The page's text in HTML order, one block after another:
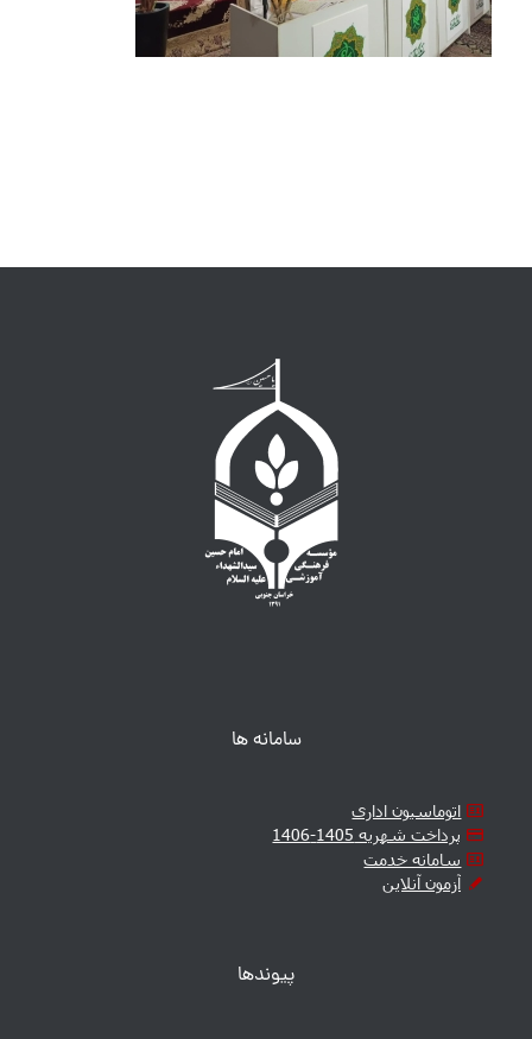
سامانه ها
اتوماسیون اداری
پرداخت شهریه 1405-1406
سامانه خدمت
آزمون آنلاین
پیوندها